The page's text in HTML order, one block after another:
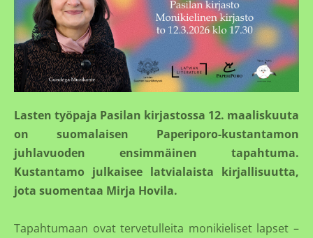
Lasten työpaja Pasilan kirjastossa 12. maaliskuuta
on suomalaisen Paperiporo-kustantamon
juhlavuoden ensimmäinen tapahtuma.
Kustantamo julkaisee latvialaista kirjallisuutta,
jota suomentaa Mirja Hovila.
Tapahtumaan ovat tervetulleita monikieliset lapset –